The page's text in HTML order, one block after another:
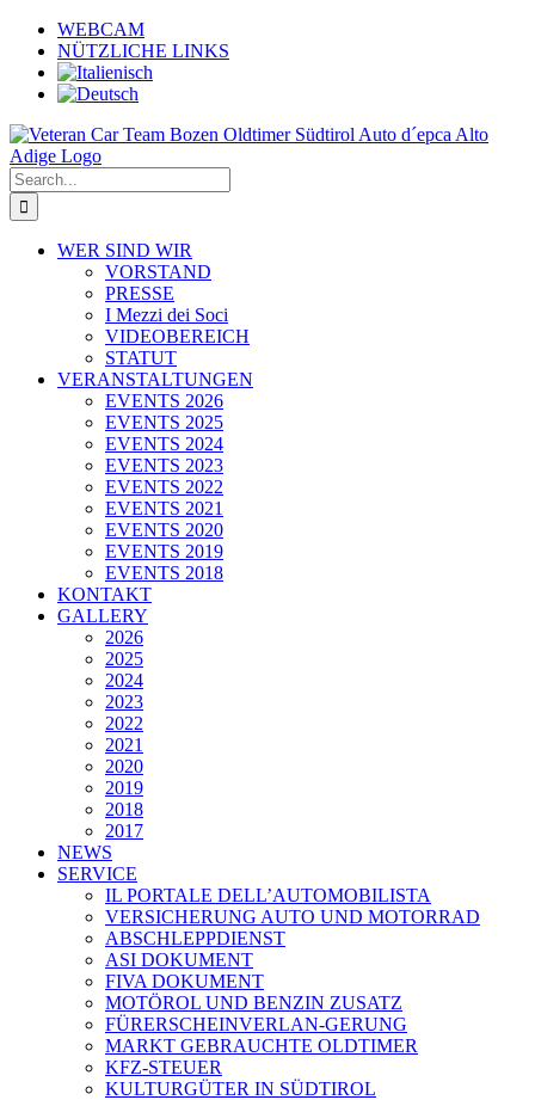
Skip
content
WEBCAM
NÜTZLICHE LINKS
Search
for:
WER SIND WIR
VORSTAND
PRESSE
I Mezzi dei Soci
VIDEOBEREICH
STATUT
VERANSTALTUNGEN
EVENTS 2026
EVENTS 2025
EVENTS 2024
EVENTS 2023
EVENTS 2022
EVENTS 2021
EVENTS 2020
EVENTS 2019
EVENTS 2018
KONTAKT
GALLERY
2026
2025
2024
2023
2022
2021
2020
2019
2018
2017
NEWS
SERVICE
IL PORTALE DELL’AUTOMOBILISTA
VERSICHERUNG AUTO UND MOTORRAD
ABSCHLEPPDIENST
ASI DOKUMENT
FIVA DOKUMENT
MOTÖROL UND BENZIN ZUSATZ
FÜRERSCHEINVERLAN-GERUNG
MARKT GEBRAUCHTE OLDTIMER
KFZ-STEUER
KULTURGÜTER IN SÜDTIROL